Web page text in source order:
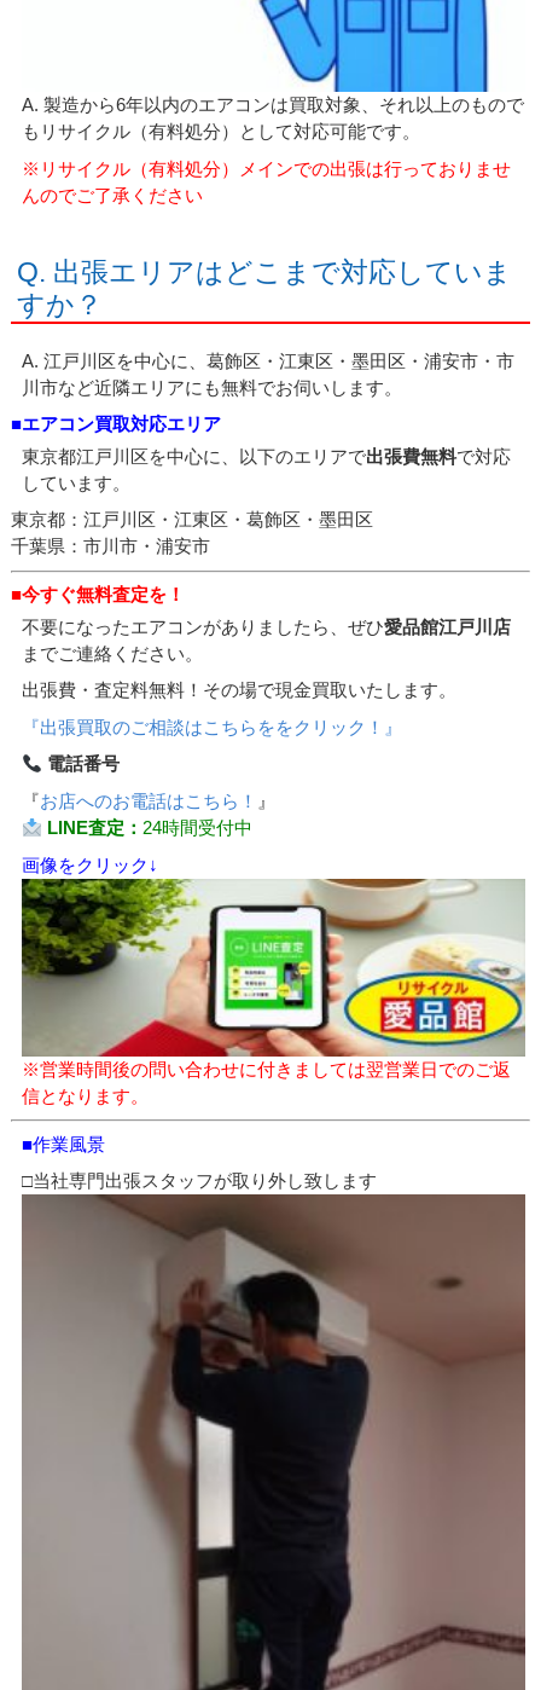
A. 製造から6年以内のエアコンは買取対象、それ以上のもので
もリサイクル（有料処分）として対応可能です。
※リサイクル（有料処分）メインでの出張は行っておりませ
んのでご了承ください
Q. 出張エリアはどこまで対応していま
すか？
A. 江戸川区を中心に、葛飾区・江東区・墨田区・浦安市・市
川市など近隣エリアにも無料でお伺いします。
■エアコン買取対応エリア
東京都江戸川区を中心に、以下のエリアで出張費無料で対応
しています。
東京都：江戸川区・江東区・葛飾区・墨田区
千葉県：市川市・浦安市
■今すぐ無料査定を！
不要になったエアコンがありましたら、ぜひ愛品館江戸川店
までご連絡ください。
出張費・査定料無料！その場で現金買取いたします。
『出張買取のご相談はこちらををクリック！』
電話番号
『お店へのお電話はこちら！ 』
LINE査定： 24時間受付中
画像をクリック↓
※営業時間後の問い合わせに付きましては翌営業日でのご返
信となります。
■作業風景
□当社専門出張スタッフが取り外し致します